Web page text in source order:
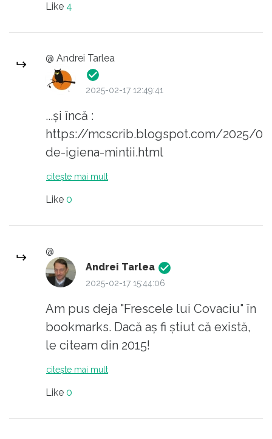
ADN.
Like 4
@ Andrei Tarlea
2025-02-17 12:49:41
...și încă :
https://mcscrib.blogspot.com/2025/
de-igiena-mintii.html
citește mai mult
Like 0
@
Andrei Tarlea
2025-02-17 15:44:06
Am pus deja "Frescele lui Covaciu" în
bookmarks. Dacă aș fi știut că există,
le citeam din 2015!
citește mai mult
Like 0